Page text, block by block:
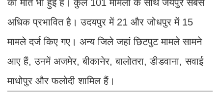
की मौत भी हुई है। कुल 101 मामलों के साथ जयपुर सबसे
अधिक प्रभावित है। उदयपुर में 21 और जोधपुर में 15
मामले दर्ज किए गए। अन्य जिले जहां छिटपुट मामले सामने
आए हैं, उनमें अजमेर, बीकानेर, बालोतरा, डीडवाना, सवाई
माधोपुर और फलोदी शामिल हैं।